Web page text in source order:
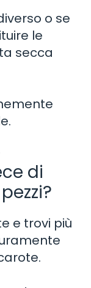
o se
le
secca
di
e trovi più